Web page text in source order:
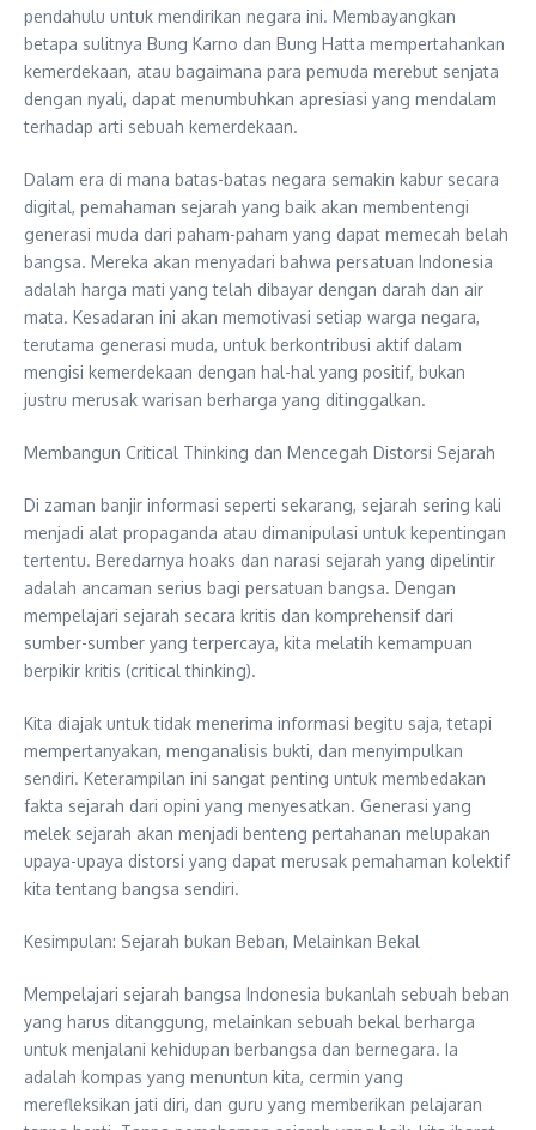
pendahulu untuk mendirikan negara ini. Membayangkan
betapa sulitnya Bung Karno dan Bung Hatta mempertahankan
kemerdekaan, atau bagaimana para pemuda merebut senjata
dengan nyali, dapat menumbuhkan apresiasi yang mendalam
terhadap arti sebuah kemerdekaan.
Dalam era di mana batas-batas negara semakin kabur secara
digital, pemahaman sejarah yang baik akan membentengi
generasi muda dari paham-paham yang dapat memecah belah
bangsa. Mereka akan menyadari bahwa persatuan Indonesia
adalah harga mati yang telah dibayar dengan darah dan air
mata. Kesadaran ini akan memotivasi setiap warga negara,
terutama generasi muda, untuk berkontribusi aktif dalam
mengisi kemerdekaan dengan hal-hal yang positif, bukan
justru merusak warisan berharga yang ditinggalkan.
Membangun Critical Thinking dan Mencegah Distorsi Sejarah
Di zaman banjir informasi seperti sekarang, sejarah sering kali
menjadi alat propaganda atau dimanipulasi untuk kepentingan
tertentu. Beredarnya hoaks dan narasi sejarah yang dipelintir
adalah ancaman serius bagi persatuan bangsa. Dengan
mempelajari sejarah secara kritis dan komprehensif dari
sumber-sumber yang terpercaya, kita melatih kemampuan
berpikir kritis (critical thinking).
Kita diajak untuk tidak menerima informasi begitu saja, tetapi
mempertanyakan, menganalisis bukti, dan menyimpulkan
sendiri. Keterampilan ini sangat penting untuk membedakan
fakta sejarah dari opini yang menyesatkan. Generasi yang
melek sejarah akan menjadi benteng pertahanan melupakan
upaya-upaya distorsi yang dapat merusak pemahaman kolektif
kita tentang bangsa sendiri.
Kesimpulan: Sejarah bukan Beban, Melainkan Bekal
Mempelajari sejarah bangsa Indonesia bukanlah sebuah beban
yang harus ditanggung, melainkan sebuah bekal berharga
untuk menjalani kehidupan berbangsa dan bernegara. Ia
adalah kompas yang menuntun kita, cermin yang
merefleksikan jati diri, dan guru yang memberikan pelajaran